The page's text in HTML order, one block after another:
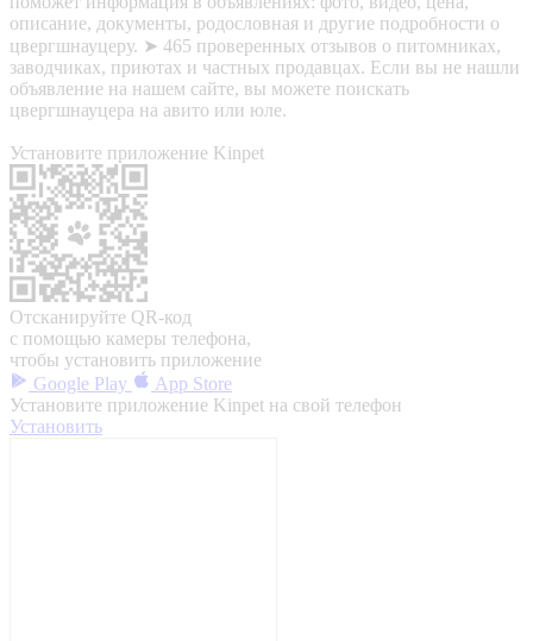
описание, документы, родословная и другие подробности о
цвергшнауцеру. ➤ 465 проверенных отзывов о питомниках,
заводчиках, приютах и частных продавцах. Если вы не нашли
объявление на нашем сайте, вы можете поискать
цвергшнауцера на авито или юле.
Установите приложение Kinpet
Отсканируйте QR-код
с помощью камеры телефона,
чтобы установить приложение
Google Play
App Store
Установите приложение Kinpet на свой телефон
Установить